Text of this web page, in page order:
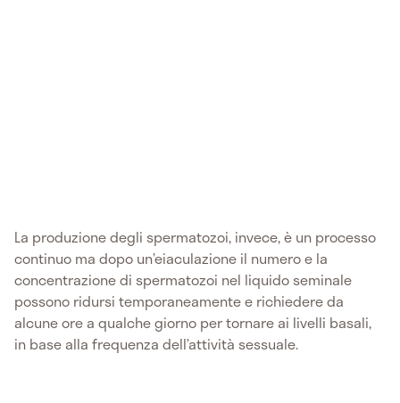
La produzione degli spermatozoi, invece, è un processo
continuo ma dopo un’eiaculazione il numero e la
concentrazione di spermatozoi nel liquido seminale
possono ridursi temporaneamente e richiedere da
alcune ore a qualche giorno per tornare ai livelli basali,
in base alla frequenza dell’attività sessuale.